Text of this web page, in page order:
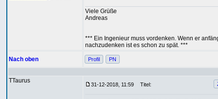
Viele Grüße
Andreas
*** Ein Ingenieur muss vordenken. Wenn er
nachzudenken ist es schon zu spät. ***
Nach oben Profil PN
TTaurus
31-12-2018, 11:59 Titel: